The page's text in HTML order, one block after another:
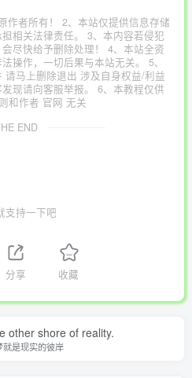
作者所有！ 2、本站仅提供信息存储
相关法律责任。 3、本内容若侵犯
尽快给予删除处理！ 4、本站全资
操作，一切后果与本站无关。 5、
马上删除退出 涉及自身权益/利益
现请向客服举报。 6、本教程仅供
和作者 官网 无关
END
支持一下吧
分享 收藏
other shore of reality.
就是现实的彼岸